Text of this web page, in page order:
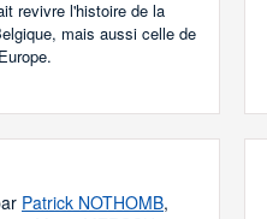
revivre l'histoire de la
mais aussi celle de
Patrick NOTHOMB,